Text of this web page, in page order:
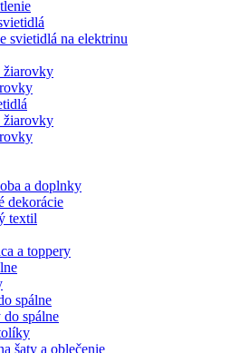
svietidlá na elektrinu
žiarovky
žiarovky
a doplnky
dekorácie
textil
a toppery
spálne
spálne
šaty a oblečenie